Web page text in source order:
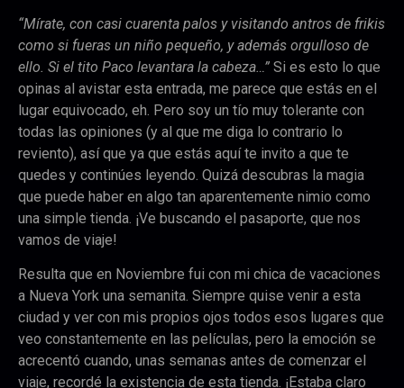
“Mírate, con casi cuarenta palos y visitando antros de frikis
como si fueras un niño pequeño, y además orgulloso de
ello. Si el tito Paco levantara la cabeza…” Si es esto lo que
opinas al avistar esta entrada, me parece que estás en el
lugar equivocado, eh. Pero soy un tío muy tolerante con
todas las opiniones (y al que me diga lo contrario lo
reviento), así que ya que estás aquí te invito a que te
quedes y continúes leyendo. Quizá descubras la magia
que puede haber en algo tan aparentemente nimio como
una simple tienda. ¡Ve buscando el pasaporte, que nos
vamos de viaje!
Resulta que en Noviembre fui con mi chica de vacaciones
a Nueva York una semanita. Siempre quise venir a esta
ciudad y ver con mis propios ojos todos esos lugares que
veo constantemente en las películas, pero la emoción se
acrecentó cuando, unas semanas antes de comenzar el
viaje, recordé la existencia de esta tienda. ¡Estaba claro